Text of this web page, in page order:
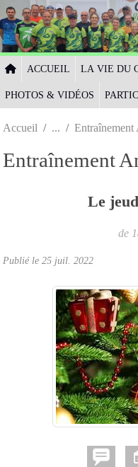
ACCUEIL LA VIE DU
PHOTOS & VIDÉOS
Accueil Entraînement
Entraînement
Le
de
Publié le 25 juil. 2022
Panneau de gestion des